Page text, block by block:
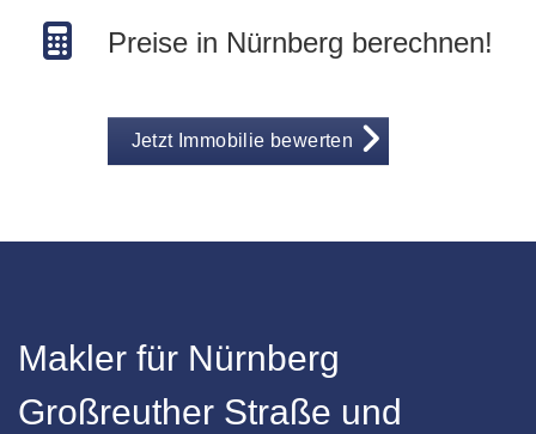
Preise in Nürnberg berechnen!
Jetzt Immobilie bewerten
Makler für Nürnberg
Großreuther Straße und